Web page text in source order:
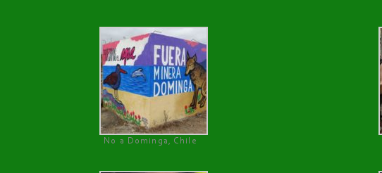
No a Dominga, Chile